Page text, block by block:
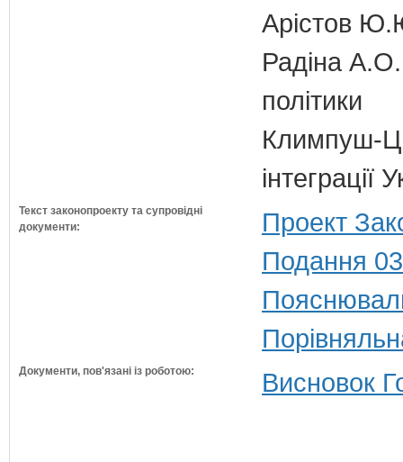
Арістов
Радіна А.О.
політики
Климпуш-
Текст законопроекту та супровідні
документи:
Проект
Подання
Документи, пов'язані із роботою: Висновок